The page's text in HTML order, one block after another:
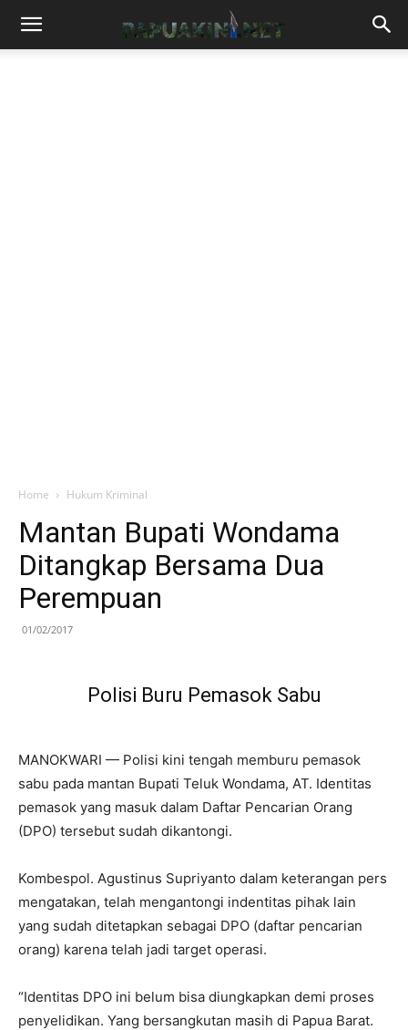
Home Hukum Kriminal
Mantan Bupati Wondama
Ditangkap Bersama Dua
Perempuan
01/02/2017
Polisi Buru Pemasok Sabu
MANOKWARI — Polisi kini tengah memburu pemasok
sabu pada mantan Bupati Teluk Wondama, AT. Identitas
pemasok yang masuk dalam Daftar Pencarian Orang
(DPO) tersebut sudah dikantongi.
Kombespol. Agustinus Supriyanto dalam keterangan pers
mengatakan, telah mengantongi indentitas pihak lain
yang sudah ditetapkan sebagai DPO (daftar pencarian
orang) karena telah jadi target operasi.
“Identitas DPO ini belum bisa diungkapkan demi proses
penyelidikan. Yang bersangkutan masih di Papua Barat.